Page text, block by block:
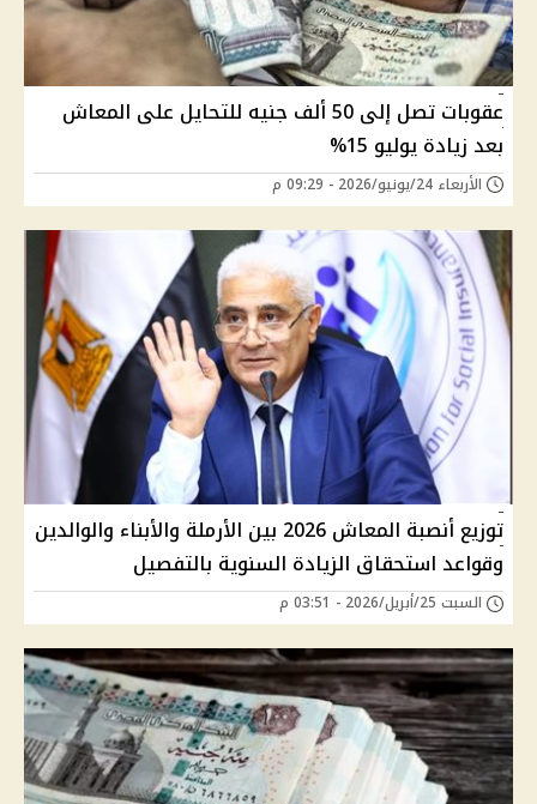
عقوبات تصل إلى 50 ألف جنيه للتحايل على المعاش
بعد زيادة يوليو 15%
الأربعاء 24/يونيو/2026 - 09:29 م
توزيع أنصبة المعاش 2026 بين الأرملة والأبناء والوالدين
وقواعد استحقاق الزيادة السنوية بالتفصيل
السبت 25/أبريل/2026 - 03:51 م